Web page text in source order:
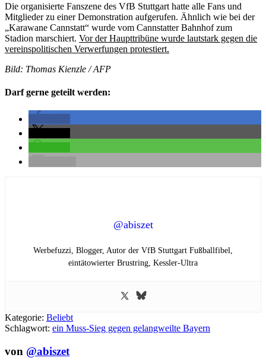
Die organisierte Fanszene des VfB Stuttgart hatte alle Fans und
Mitglieder zu einer Demonstration aufgerufen. Ähnlich wie bei der
„Karawane Cannstatt“ wurde vom Cannstatter Bahnhof zum
Stadion marschiert. Vor der Haupttribüne wurde lautstark gegen die
vereinspolitischen Verwerfungen protestiert.
Bild: Thomas Kienzle / AFP
Darf gerne geteilt werden:
@abiszet
Werbefuzzi, Blogger, Autor der VfB Stuttgart Fußballfibel,
eintätowierter Brustring, Kessler-Ultra
Kategorie: Beliebt
Schlagwort: ein Muss-Sieg gegen gelangweilte Bayern
von @abiszet